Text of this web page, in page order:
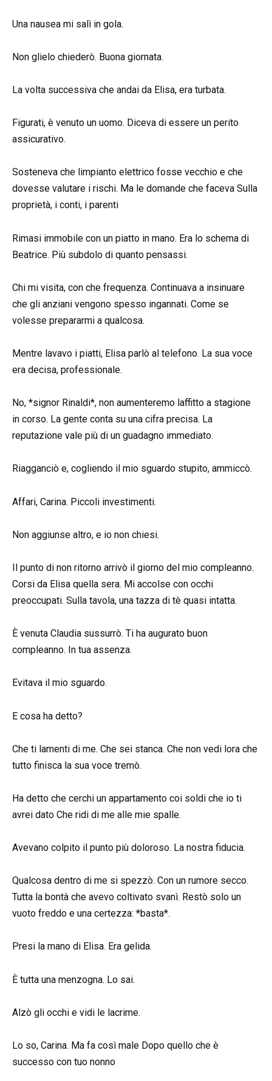
Una nausea mi salì in gola.
Non glielo chiederò. Buona giornata.
La volta successiva che andai da Elisa, era turbata.
Figurati, è venuto un uomo. Diceva di essere un perito
assicurativo.
Sosteneva che limpianto elettrico fosse vecchio e che
dovesse valutare i rischi. Ma le domande che faceva Sulla
proprietà, i conti, i parenti
Rimasi immobile con un piatto in mano. Era lo schema di
Beatrice. Più subdolo di quanto pensassi.
Chi mi visita, con che frequenza. Continuava a insinuare
che gli anziani vengono spesso ingannati. Come se
volesse prepararmi a qualcosa.
Mentre lavavo i piatti, Elisa parlò al telefono. La sua voce
era decisa, professionale.
No, *signor Rinaldi*, non aumenteremo laffitto a stagione
in corso. La gente conta su una cifra precisa. La
reputazione vale più di un guadagno immediato.
Riagganciò e, cogliendo il mio sguardo stupito, ammiccò.
Affari, Carina. Piccoli investimenti.
Non aggiunse altro, e io non chiesi.
Il punto di non ritorno arrivò il giorno del mio compleanno.
Corsi da Elisa quella sera. Mi accolse con occhi
preoccupati. Sulla tavola, una tazza di tè quasi intatta.
È venuta Claudia sussurrò. Ti ha augurato buon
compleanno. In tua assenza.
Evitava il mio sguardo.
E cosa ha detto?
Che ti lamenti di me. Che sei stanca. Che non vedi lora che
tutto finisca la sua voce tremò.
Ha detto che cerchi un appartamento coi soldi che io ti
avrei dato Che ridi di me alle mie spalle.
Avevano colpito il punto più doloroso. La nostra fiducia.
Qualcosa dentro di me si spezzò. Con un rumore secco.
Tutta la bontà che avevo coltivato svanì. Restò solo un
vuoto freddo e una certezza: *basta*.
Presi la mano di Elisa. Era gelida.
È tutta una menzogna. Lo sai.
Alzò gli occhi e vidi le lacrime.
Lo so, Carina. Ma fa così male Dopo quello che è
successo con tuo nonno